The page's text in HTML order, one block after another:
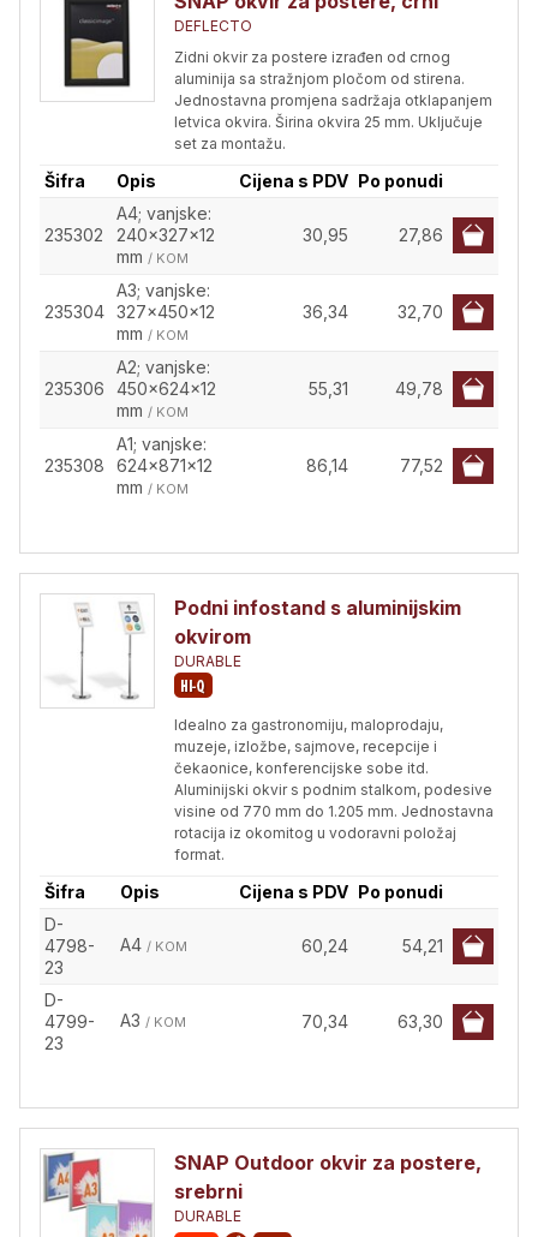
DEFLECTO
Zidni okvir za postere izrađen od crnog
aluminija sa stražnjom pločom od stirena.
Jednostavna promjena sadržaja otklapanjem
letvica okvira. Širina okvira 25 mm. Uključuje
set za montažu.
Šifra Opis Cijena s PDV Po ponudi
235302
A4; vanjske:
240x327x12
mm / KOM
30,95 27,86
235304
A3; vanjske:
327x450x12
mm / KOM
36,34 32,70
235306
A2; vanjske:
450x624x12
mm / KOM
55,31 49,78
235308
A1; vanjske:
624x871x12
mm / KOM
86,14 77,52
Podni infostand s aluminijskim
okvirom
DURABLE
Idealno za gastronomiju, maloprodaju,
muzeje, izložbe, sajmove, recepcije i
čekaonice, konferencijske sobe itd.
Aluminijski okvir s podnim stalkom, podesive
visine od 770 mm do 1.205 mm. Jednostavna
rotacija iz okomitog u vodoravni položaj
format.
Šifra Opis Cijena s PDV Po ponudi
D-
4798-
23
A4 / KOM 60,24 54,21
D-
4799-
23
A3 / KOM 70,34 63,30
SNAP Outdoor okvir za postere,
srebrni
DURABLE